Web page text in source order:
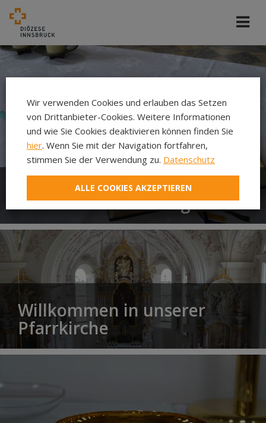
Gottesdienstordnung
Willkommen in unserer
Pfarrkirche
Wir verwenden Cookies und erlauben das Setzen
von Drittanbieter-Cookies. Weitere Informationen
und wie Sie Cookies deaktivieren können finden Sie
hier. Wenn Sie mit der Navigation fortfahren,
stimmen Sie der Verwendung zu. Datenschutz
ALLE COOKIES AKZEPTIEREN